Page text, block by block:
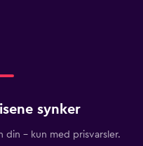
synker
din – kun med prisvarsler.